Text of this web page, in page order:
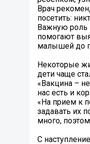
Врач
посетить:
Важную роль
помогают
малышей до
Некоторые
дети чаще
«Вакцина –
нас есть и
«На прием к
задавать их
много,
С